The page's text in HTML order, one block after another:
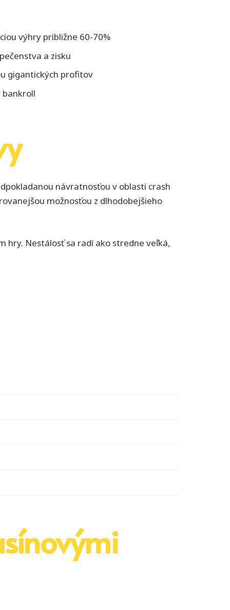
výhry približne 60-70%
a zisku
gigantických profitov
bankroll
návratnosťou v oblasti crash
možnosťou z dlhodobejšieho
hry. Nestálosť sa radí ako stredne veľká,